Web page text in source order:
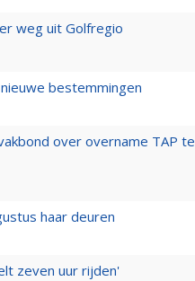
weg uit Golfregio
bestemmingen
over overname TAP te
haar deuren
zeven uur rijden'